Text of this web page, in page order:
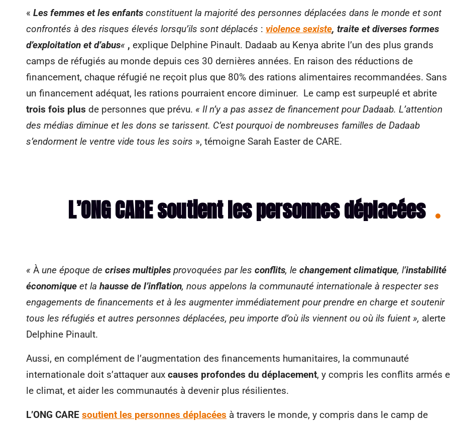
« Les femmes et les enfants constituent la majorité des personnes déplacées dans le monde et sont
confrontés à des risques élevés lorsqu’ils sont déplacés : violence sexiste, traite et diverses formes
d’exploitation et d’abus« , explique Delphine Pinault. Dadaab au Kenya abrite l’un des plus grands
camps de réfugiés au monde depuis ces 30 dernières années. En raison des réductions de
financement, chaque réfugié ne reçoit plus que 80% des rations alimentaires recommandées. Sans
un financement adéquat, les rations pourraient encore diminuer. Le camp est surpeuplé et abrite
trois fois plus de personnes que prévu. « Il n’y a pas assez de financement pour Dadaab. L’attention
des médias diminue et les dons se tarissent. C’est pourquoi de nombreuses familles de Dadaab
s’endorment le ventre vide tous les soirs », témoigne Sarah Easter de CARE.
L’ONG CARE soutient les personnes déplacées
« À une époque de crises multiples provoquées par les conflits, le changement climatique, l’instabilité
économique et la hausse de l’inflation, nous appelons la communauté internationale à respecter ses
engagements de financements et à les augmenter immédiatement pour prendre en charge et soutenir
tous les réfugiés et autres personnes déplacées, peu importe d’où ils viennent ou où ils fuient », alerte
Delphine Pinault.
Aussi, en complément de l’augmentation des financements humanitaires, la communauté
internationale doit s’attaquer aux causes profondes du déplacement, y compris les conflits armés
le climat, et aider les communautés à devenir plus résilientes.
L’ONG CARE soutient les personnes déplacées à travers le monde, y compris dans le camp de